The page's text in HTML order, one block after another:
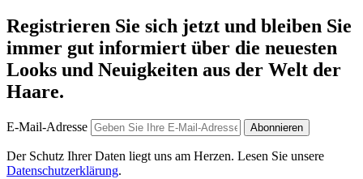
Registrieren Sie sich jetzt und bleiben Sie
immer gut informiert über die neuesten
Looks und Neuigkeiten aus der Welt der
Haare.
E-Mail-Adresse Abonnieren
Der Schutz Ihrer Daten liegt uns am Herzen. Lesen Sie unsere
Datenschutzerklärung.